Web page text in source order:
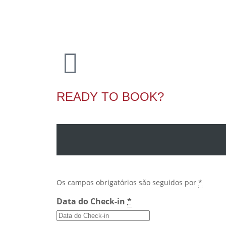
READY TO BOOK?
Os campos obrigatórios são seguidos por *
Data do Check-in *